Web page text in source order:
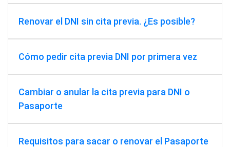
Renovar el DNI sin cita previa. ¿Es posible?
Cómo pedir cita previa DNI por primera vez
Cambiar o anular la cita previa para DNI o
Pasaporte
Requisitos para sacar o renovar el Pasaporte